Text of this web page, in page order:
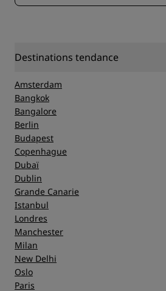
Destinations tendance
Amsterdam
Bangkok
Bangalore
Berlin
Budapest
Copenhague
Dubaï
Dublin
Grande Canarie
Istanbul
Londres
Manchester
Milan
New Delhi
Oslo
Paris